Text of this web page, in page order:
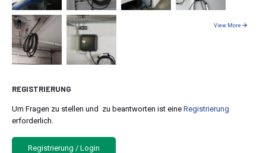
View More
REGISTRIERUNG
Um Fragen zu stellen und zu beantworten ist eine Registrierung
erforderlich.
Registrierung / Login